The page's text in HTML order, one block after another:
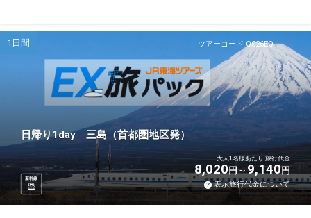
ツアーコード Q026EQ
1日間
日帰り1day 三島（首都圏地区発）
新幹線
大人1名様あたり 旅行代金
8,020円 9,140円
表示旅行代金について